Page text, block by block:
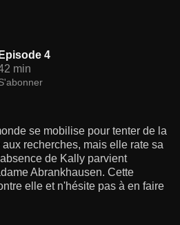
Episode 4
min
se mobilise pour tenter de la
recherches, mais elle rate sa
de Kally parvient
Abrankhausen. Cette
elle et n'hésite pas à en faire